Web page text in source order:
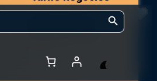
Search Button
adaptés aux volumes.